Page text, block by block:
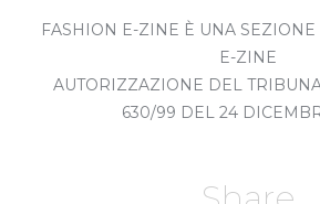
FASHION E-ZINE È UNA
E-ZINE
AUTORIZZAZIONE DEL
630/99 DEL 24